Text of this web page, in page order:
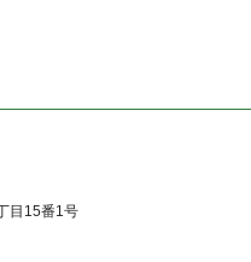
目15番1号